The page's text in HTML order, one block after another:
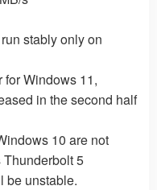
stably only on
for Windows 11,
in the second half
10 are not
5
be unstable.